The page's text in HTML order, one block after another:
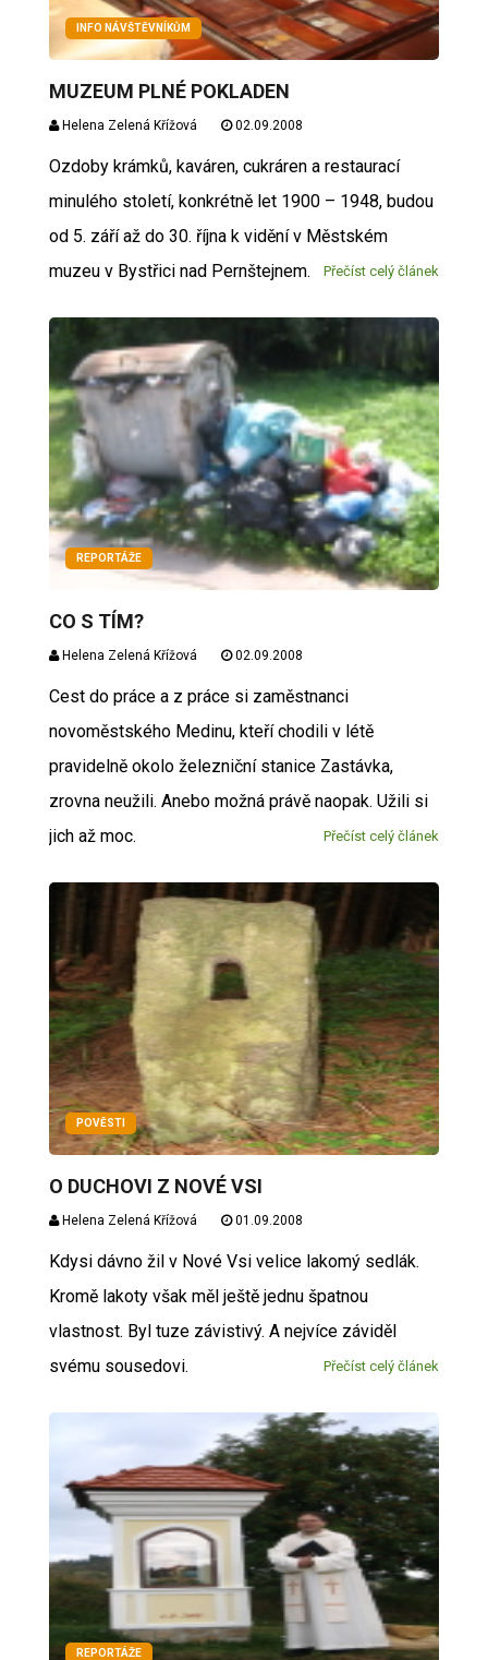
INFO NÁVŠTĚVNÍKŮM
MUZEUM PLNÉ POKLADEN
Helena Zelená Křížová 02.09.2008
Ozdoby krámků, kaváren, cukráren a restaurací
minulého století, konkrétně let 1900 – 1948, budou
od 5. září až do 30. října k vidění v Městském
muzeu v Bystřici nad Pernštejnem.
Přečíst celý článek
REPORTÁŽE
CO S TÍM?
Helena Zelená Křížová 02.09.2008
Cest do práce a z práce si zaměstnanci
novoměstského Medinu, kteří chodili v létě
pravidelně okolo železniční stanice Zastávka,
zrovna neužili. Anebo možná právě naopak. Užili si
jich až moc.
Přečíst celý článek
POVĚSTI
O DUCHOVI Z NOVÉ VSI
Helena Zelená Křížová 01.09.2008
Kdysi dávno žil v Nové Vsi velice lakomý sedlák.
Kromě lakoty však měl ještě jednu špatnou
vlastnost. Byl tuze závistivý. A nejvíce záviděl
svému sousedovi.
Přečíst celý článek
REPORTÁŽE